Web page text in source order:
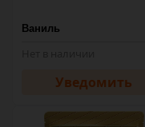
Уведомить